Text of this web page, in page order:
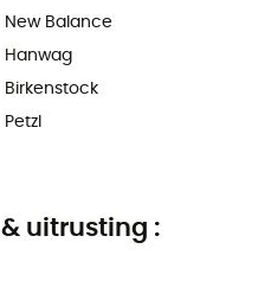
New Balance
Hanwag
Birkenstock
Petzl
uitrusting :